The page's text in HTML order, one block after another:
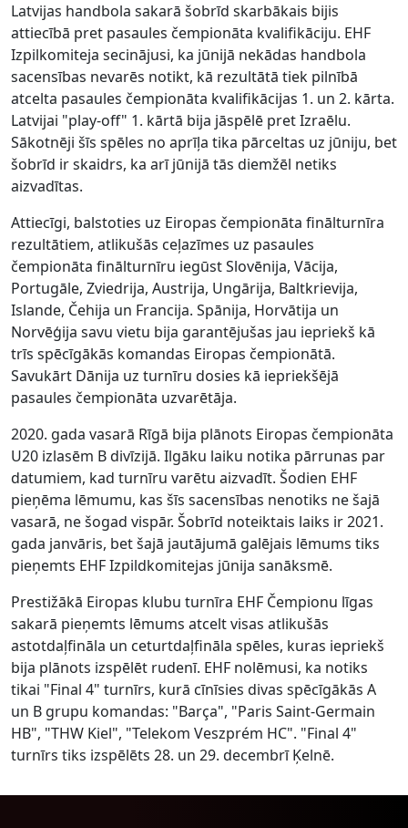
Latvijas handbola sakarā šobrīd skarbākais bijis
attiecībā pret pasaules čempionāta kvalifikāciju. EHF
Izpilkomiteja secinājusi, ka jūnijā nekādas handbola
sacensības nevarēs notikt, kā rezultātā tiek pilnībā
atcelta pasaules čempionāta kvalifikācijas 1. un 2. kārta.
Latvijai "play-off" 1. kārtā bija jāspēlē pret Izraēlu.
Sākotnēji šīs spēles no aprīļa tika pārceltas uz jūniju, bet
šobrīd ir skaidrs, ka arī jūnijā tās diemžēl netiks
aizvadītas.
Attiecīgi, balstoties uz Eiropas čempionāta finālturnīra
rezultātiem, atlikušās ceļazīmes uz pasaules
čempionāta finālturnīru iegūst Slovēnija, Vācija,
Portugāle, Zviedrija, Austrija, Ungārija, Baltkrievija,
Islande, Čehija un Francija. Spānija, Horvātija un
Norvēģija savu vietu bija garantējušas jau iepriekš kā
trīs spēcīgākās komandas Eiropas čempionātā.
Savukārt Dānija uz turnīru dosies kā iepriekšējā
pasaules čempionāta uzvarētāja.
2020. gada vasarā Rīgā bija plānots Eiropas čempionāta
U20 izlasēm B divīzijā. Ilgāku laiku notika pārrunas par
datumiem, kad turnīru varētu aizvadīt. Šodien EHF
pieņēma lēmumu, kas šīs sacensības nenotiks ne šajā
vasarā, ne šogad vispār. Šobrīd noteiktais laiks ir 2021.
gada janvāris, bet šajā jautājumā galējais lēmums tiks
pieņemts EHF Izpildkomitejas jūnija sanāksmē.
Prestižākā Eiropas klubu turnīra EHF Čempionu līgas
sakarā pieņemts lēmums atcelt visas atlikušās
astotdaļfināla un ceturtdaļfināla spēles, kuras iepriekš
bija plānots izspēlēt rudenī. EHF nolēmusi, ka notiks
tikai "Final 4" turnīrs, kurā cīnīsies divas spēcīgākās A
un B grupu komandas: "Barça", "Paris Saint-Germain
HB", "THW Kiel", "Telekom Veszprém HC". "Final 4"
turnīrs tiks izspēlēts 28. un 29. decembrī Ķelnē.